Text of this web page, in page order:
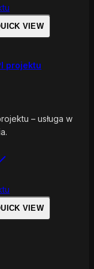
VIEW
projektu
– usługa w
VIEW